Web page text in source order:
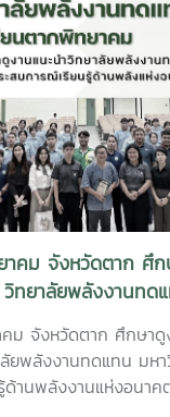
าคม จังหวัดตาก ศึก
ยาลัยพลังงานทด
รณ์เรียนรู้ด้านพลังงา
ม จังหวัดตาก ศึกษาดู
พลังงานทดแทน มหา
นรู้ด้านพลังงานแห่